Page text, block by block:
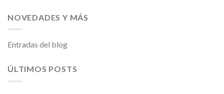
NOVEDADES Y MÁS
Entradas del blog
ÚLTIMOS POSTS